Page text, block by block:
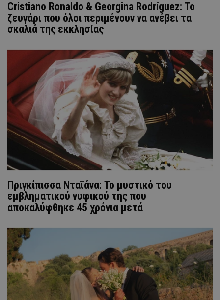
Cristiano Ronaldo & Georgina Rodríguez: Το
ζευγάρι που όλοι περιμένουν να ανέβει τα
σκαλιά της εκκλησίας
Πριγκίπισσα Νταϊάνα: Το μυστικό του
εμβληματικού νυφικού της που
αποκαλύφθηκε 45 χρόνια μετά